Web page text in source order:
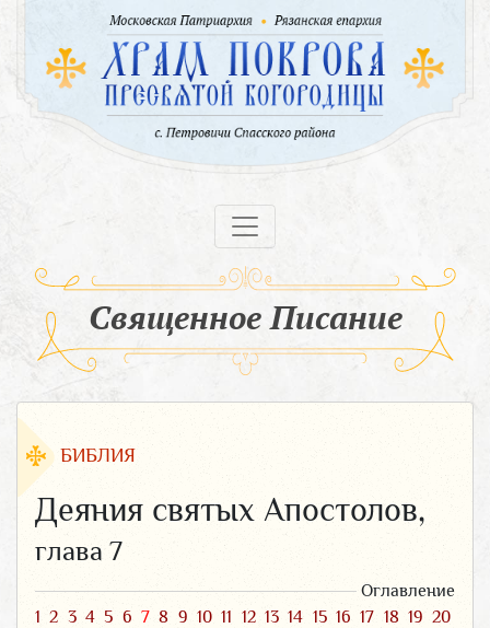
Священное Писание
БИБЛИЯ
Деяния святых Апостолов,
глава 7
Оглавление
1 2 3 4 5 6 7 8 9 10 11 12 13 14 15 16 17 18 19 20